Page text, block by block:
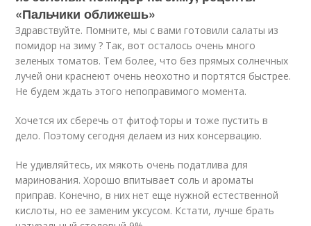
«Пальчики оближешь»
Здравствуйте. Помните, мы с вами готовили салаты из
помидор на зиму ? Так, вот осталось очень много
зеленых томатов. Тем более, что без прямых солнечных
лучей они краснеют очень неохотно и портятся быстрее.
Не будем ждать этого непоправимого момента.
Хочется их сберечь от фитофторы и тоже пустить в
дело. Поэтому сегодня делаем из них консервацию.
Не удивляйтесь, их мякоть очень податлива для
маринования. Хорошо впитывает соль и ароматы
приправ. Конечно, в них нет еще нужной естественной
кислоты, но ее заменим уксусом. Кстати, лучше брать